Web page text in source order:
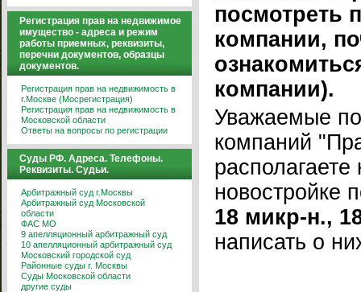
Регистрация прав на недвижимое
имущество - адреса и режим
работы приемных, реквизиты,
перечни документов, образцы
документов.
Регистрация прав на недвижимость в
г.Москве (Мосрегистрация)
Регистрация прав на недвижимость в
Московской области
Ответы на вопросы по регистрации
Суды РФ. Адреса. Телефоны.
Реквизиты. Судьи.
Арбитражный суд г.Москвы
Арбитражный суд Московской
области
ФАС МО
9 апелляционный арбитражный суд
10 апелляционный арбитражный суд
Московский городской суд
Районные суды г. Москвы
Суды Московской области
другие суды
посмотреть
компании,
компании).
Уважаемые
компаний
новостройке
18 микр-н.,
написать о